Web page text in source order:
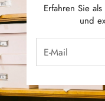
Erfahren Sie
und